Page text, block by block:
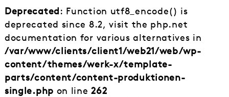
Deprecated: Function utf8_encode() is
deprecated since 8.2, visit the php.net
documentation for various alternatives in
/var/www/clients/client1/web21/web/wp-
content/themes/werk-x/template-
parts/content/content-produktionen-
single.php on line262